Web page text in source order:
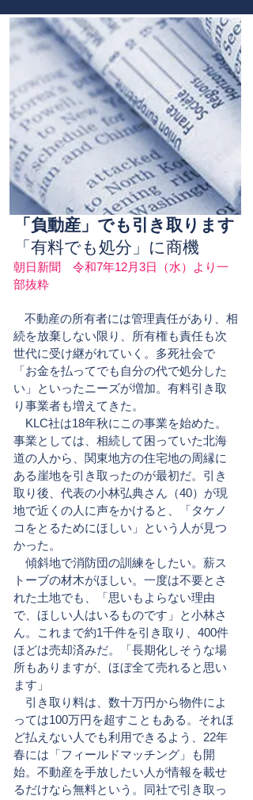
「負動産」でも引き取ります
​「有料でも処分」に商機
朝日新聞 令和7年12月3日（水）より一
部抜粋
不動産の所有者には管理責任があり、相
続を放棄しない限り、所有権も責任も次
世代に受け継がれていく。多死社会で
「お金を払ってでも自分の代で処分した
い」といったニーズが増加。有料引き取
り事業者も増えてきた。
KLC社は18年秋にこの事業を始めた。
事業としては、相続して困っていた北海
道の人から、関東地方の住宅地の周縁に
ある崖地を引き取ったのが最初だ。引き
取り後、代表の小林弘典さん（40）が現
地で近くの人に声をかけると、「タケノ
コをとるためにほしい」という人が見つ
かった。
傾斜地で消防団の訓練をしたい。薪ス
トーブの材木がほしい。一度は不要とさ
れた土地でも、「思いもよらない理由
で、ほしい人はいるものです」と小林さ
ん。これまで約1千件を引き取り、400件
ほどは売却済みだ。「長期化しそうな場
所もありますが、ほぼ全て売れると思い
ます」
引き取り料は、数十万円から物件によ
っては100万円を超すこともある。それほ
ど払えない人でも利用できるよう、22年
春には「フィールドマッチング」も開
始。不動産を手放したい人が情報を載せ
るだけなら無料という。同社で引き取っ